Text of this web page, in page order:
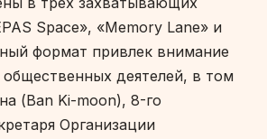
Space», «Memory Lane» и
формат привлек внимание
деятелей, в том
(Ban Ki-moon), 8-го
Организации